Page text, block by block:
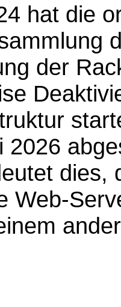
hat die
der
2026
dies,
Web-